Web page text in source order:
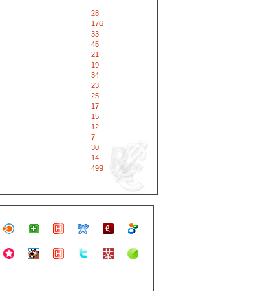
28
176
33
45
21
19
34
23
25
17
15
12
7
30
14
499